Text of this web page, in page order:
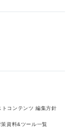
トコンテンツ 編集方針
策資料&ツール一覧